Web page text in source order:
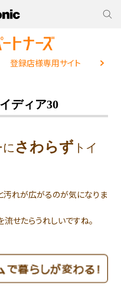
登録店様専用サイト
ディア30
さわらず トイ
汚れが広がるのが気になりま
せたらうれしいですね。